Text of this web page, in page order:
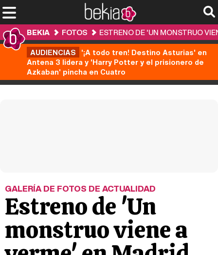
BEKIA FOTOS
ESTRENO DE 'UN MONSTRUO
AUDIENCIAS '¡A todo tren! Destino Asturias' en
Antena 3 lidera y 'Harry Potter y el prisionero de
Azkaban' pincha en Cuatro
GALERÍA DE FOTOS DE ACTUALIDAD
Estreno de 'Un
monstruo viene a